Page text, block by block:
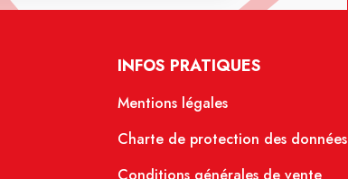
INFOS PRATIQUES
Mentions légales
Charte de protection des données